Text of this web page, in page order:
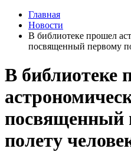
Главная
Новости
В библиотеке прошел
посвященный первому
В библиотеке
посвященный
полету